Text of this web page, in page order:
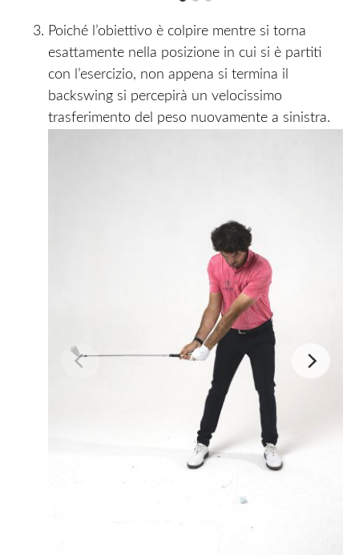
Poiché l’obiettivo è colpire mentre si torna
esattamente nella posizione in cui si è partiti
con l’esercizio, non appena si termina il
backswing si percepirà un velocissimo
trasferimento del peso nuovamente a sinistra.